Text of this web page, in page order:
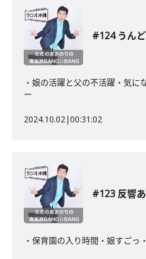
#124 うん
・娘の活躍と父の不活躍・気に
ー
2024.10.02|00:31:02
#123 反響あ
・保育園の入り時間・娘すごっ